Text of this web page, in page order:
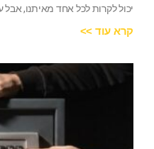
יכול לקרות לכל אחד מאיתנו, אבל
קרא עוד >>